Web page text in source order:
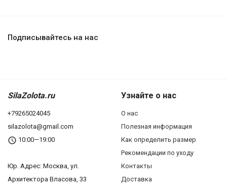
Подписывайтесь на нас
SilaZolota.ru
+79265024045
silazolota@gmail.com
10:00—19:00
Юр. Адреc: Москва, ул.
Архитектора Власова, 33
Узнайте о нас
О нас
Полезная информация
Как определить размер
Рекомендации по уходу
Контакты
Доставка